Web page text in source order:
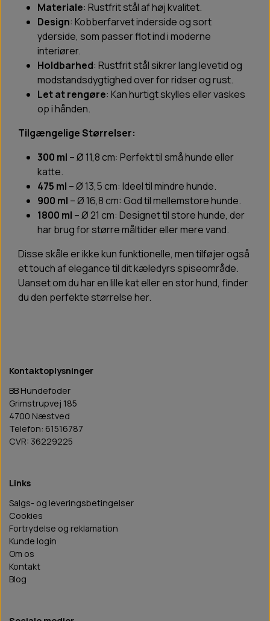
Materiale: Rustfrit stål af høj kvalitet.
Design: Kobberfarvet inderside og sort
yderside, som passer flot ind i moderne
interiører.
Holdbarhed: Rustfrit stål sikrer lang levetid og
modstandsdygtighed over for ridser og rust.
Let at rengøre: Kan hurtigt skylles eller vaskes
op i hånden.
Tilgængelige Størrelser:
300 ml – Ø 11,8 cm: Perfekt til små hunde eller
katte.
475 ml – Ø 13,5 cm: Ideel til mindre hunde.
900 ml – Ø 16,8 cm: God til mellemstore hunde.
1800 ml – Ø 21 cm: Designet til store hunde, der
har brug for større måltider eller mere vand.
Disse skåle er ikke kun funktionelle, men tilføjer også
et touch af elegance til dit kæledyrs spiseområde.
Uanset om du har en lille kat eller en stor hund, finder
du den perfekte størrelse her.
Kontaktoplysninger
BB Hundefoder
Grimstrupvej 185
4700 Næstved
Telefon: 61516787
CVR: 36229225
Links
Salgs- og leveringsbetingelser
Cookies
Fortrydelse og reklamation
Kunde login
Om os
Kontakt
Blog